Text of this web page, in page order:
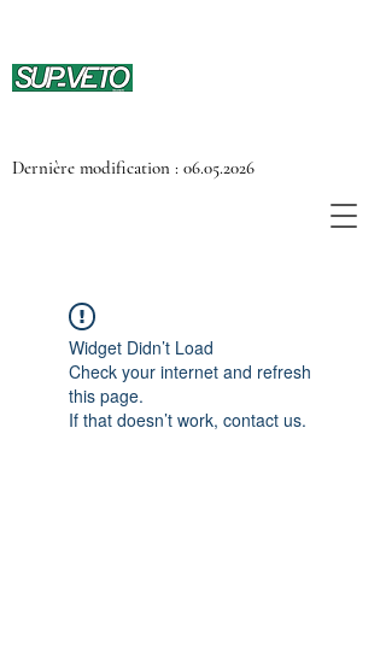
Dernière modification : 06.05.2026
Widget Didn’t Load
Check your internet and refresh
this page.
If that doesn’t work, contact us.